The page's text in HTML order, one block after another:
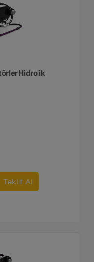
Hidrolik
Teklif Al